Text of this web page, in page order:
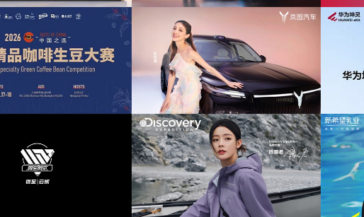
(6)
(6)
(6)
(6)
(6)
为东风奕派M8上市发布会项目提供音乐版权 为中汇人寿三周年宣传项目提供音乐版权
为岚图泰山X8上市发布会互动项目提供音乐
为华为中国行2026山东站传播项目提供音乐
版权